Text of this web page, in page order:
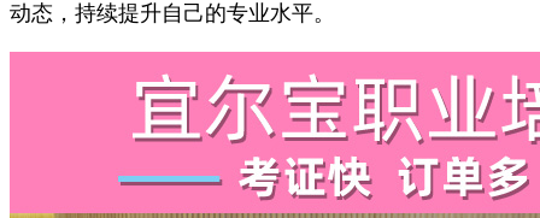
动态，持续提升自己的专业水平。